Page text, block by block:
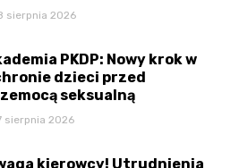
sierpnia 2026
PKDP: Nowy krok w
dzieci przed
seksualną
sierpnia 2026
kierowcy! Utrudnienia